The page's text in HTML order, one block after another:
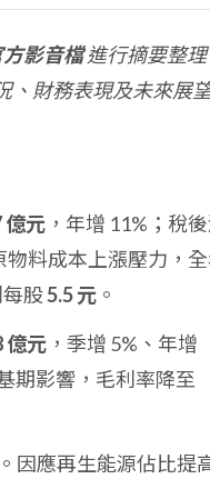
影音檔進行摘要整
、財務表現及未來展
億元 ，年增 11%；稅
物料成本上漲壓力，
股5.5 元 。
億元 ，季增 5%、年增
期影響，毛利率降至
因應再生能源佔比提